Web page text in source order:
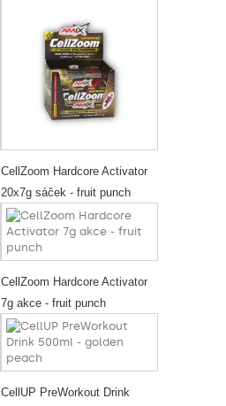
CellZoom Hardcore Activator
20x7g sáček - fruit punch
CellZoom Hardcore Activator
7g akce - fruit punch
CellUP PreWorkout Drink